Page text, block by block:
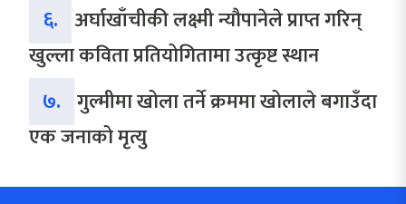
६. अर्घाखाँचीकी लक्ष्मी न्यौपानेले प्राप्त गरिन्
खुल्ला कविता प्रतियोगितामा उत्कृष्ट स्थान
७. गुल्मीमा खोला तर्ने क्रममा खोलाले बगाउँदा
एक जनाको मृत्यु